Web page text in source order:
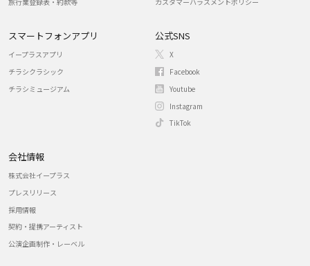
スマートフォンアプリ
イープラスアプリ
チラシクラシック
チラシミュージアム
公式SNS
X
Facebook
Youtube
Instagram
TikTok
会社情報
株式会社イープラス
プレスリリース
採用情報
契約・提携アーティスト
公演企画制作・レーベル